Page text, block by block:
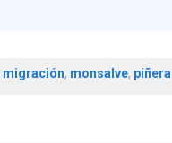
migración, monsalve, piñera